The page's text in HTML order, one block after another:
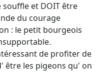
souffle et DOIT être
du courage
: le petit bourgeois
de profiter de
être les pigeons qu' on